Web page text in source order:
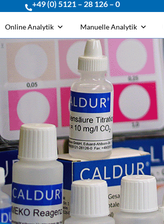
+49 (0) 5121 – 28 126 – 0
Online Analytik Manuelle Analytik